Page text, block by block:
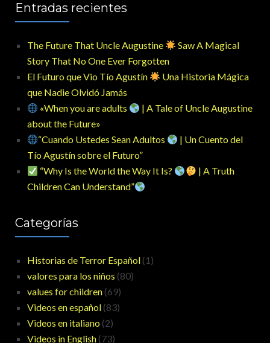
Entradas recientes
The Future That Uncle Augustine
Saw A Magical
Story That No One Ever Forgotten
El Futuro que Vio Tío Agustín
Una Historia Mágica
que Nadie Olvidó Jamás
«When you are adults
| A Tale of Uncle Augustine
about the Future»
“Cuando Ustedes Sean Adultos
| Un Cuento del
Tío Agustín sobre el Futuro”
“Why Is the World the Way It Is?
| A Truth
Children Can Understand”
Categorías
Historias de Terror Español (1)
valores para los niños (80)
values for children (69)
Videos en español (83)
Videos en italiano (2)
Videos in English (73)